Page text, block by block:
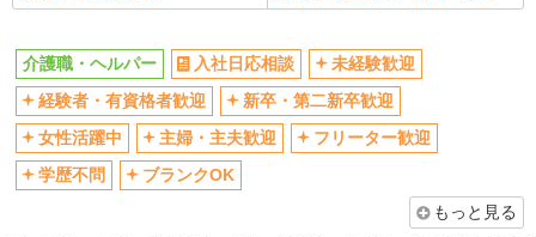
介護職・ヘルパー 入社日応相談
未経験歓迎
経験者・有資格者歓迎
新卒・第二新卒歓迎
女性活躍中
主婦・主夫歓迎
フリーター歓迎
学歴不問
ブランクOK
もっと見る